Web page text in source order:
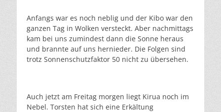
Anfangs war es noch neblig und der Kibo war den
ganzen Tag in Wolken versteckt. Aber nachmittags
kam bei uns zumindest dann die Sonne heraus
und brannte auf uns hernieder. Die Folgen sind
trotz Sonnenschutzfaktor 50 nicht zu übersehen.
Auch jetzt am Freitag morgen liegt Kirua noch im
Nebel. Torsten hat sich eine Erkältung